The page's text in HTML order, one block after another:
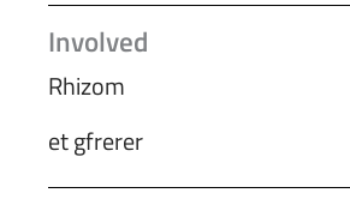
Involved
Rhizom
et gfrerer